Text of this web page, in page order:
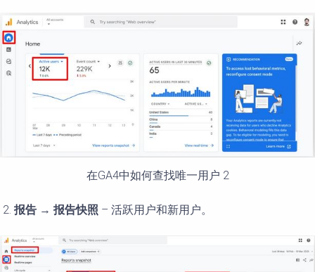
在GA4中如何查找唯一用户 2
报告 → 报告快照 – 活跃用户和新用户。